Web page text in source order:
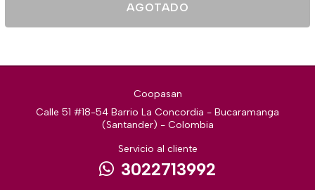
AGOTADO
Coopasan
Calle 51 #18-54 Barrio La Concordia - Bucaramanga
(Santander) - Colombia
Servicio al cliente
3022713992